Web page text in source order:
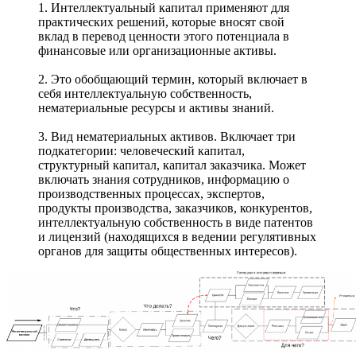
1. Интеллектуальный капитал применяют для
практических решений, которые вносят свой
вклад в перевод ценности этого потенциала в
финансовые или организационные активы.
2. Это обобщающий термин, который включает в
себя интеллектуальную собственность,
нематериальные ресурсы и активы знаний.
3. Вид нематериальных активов. Включает три
подкатегории: человеческий капитал,
структурный капитал, капитал заказчика. Может
включать знания сотрудников, информацию о
производственных процессах, экспертов,
продукты производства, заказчиков, конкурентов,
интеллектуальную собственность в виде патентов
и лицензий (находящихся в ведении регулятивных
органов для защиты общественных интересов).